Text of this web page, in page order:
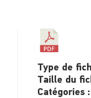
Type de
Taille du
Catégories :